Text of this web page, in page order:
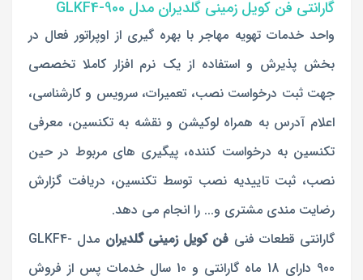
گارانتی فن کویل زمینی گلدیران مدل GLKF4-900
واحد خدمات تهویه مهاجر با بهره گیری از اوپراتور فعال در
بخش پذیرش و استفاده از یک نرم افزار کاملا تخصصی
جهت ثبت درخواست نصب، تعمیرات، سرویس و کارشناسی،
اعلام آدرس به همراه لوکیشن و نقشه به تکنسین، معرفی
تکنسین به درخواست کننده، پیگیری های مربوط در حین
نصب، ثبت تاییدیه نصب توسط تکنسین، دریافت گزارش
رضایت مندی مشتری و... را انجام می دهد.
گارانتی قطعات فنی فن کویل زمینی گلدیران
مدل GLKF4-
900 دارای 18 ماه گارانتی و 10 سال خدمات پس از فروش